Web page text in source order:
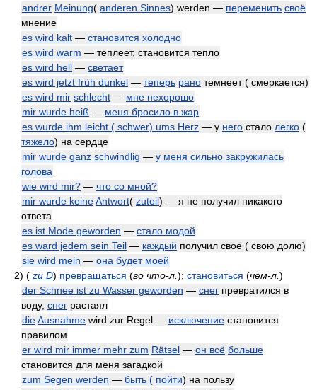
andrer Meinung( anderen Sinnes) werden — переменить своё
мнение
es wird kalt — становится холодно
es wird warm — теплеет, становится тепло
es wird hell — светает
es wird jetzt früh dunkel — теперь рано темнеет ( смеркается)
es wird mir schlecht — мне нехорошо
mir wurde heiß — меня бросило в жар
es wurde ihm leicht ( schwer) ums Herz — у него стало легко (
тяжело) на сердце
mir wurde ganz schwindlig — у меня сильно закружилась
голова
wie wird mir? — что со мной?
mir wurde keineAntwort( zuteil) — я не получил никакого
ответа
es ist Mode geworden — стало модой
es ward jedem sein Teil — каждый получил своё ( свою долю)
sie wird mein — она будет моей
2) ( zu D) превращаться (во что-л. ); становиться (чем-л. )
der Schnee ist zu Wasser geworden — снег превратился в
воду, снег растаял
dieAusnahme wird zur Regel — исключение становится
правилом
er wird mir immer mehr zum Rätsel — он всё больше
становится для меня загадкой
zum Segen werden — быть ( пойти) на пользу